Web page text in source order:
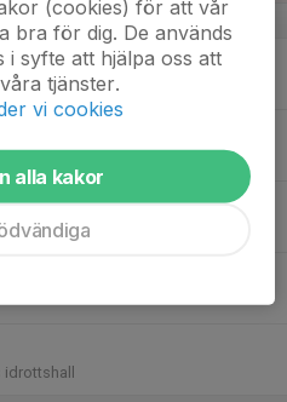
v.47
(cookies) för att vår
bra för dig. De används
syfte att hjälpa oss att
tjänster.
vi cookies
alla kakor